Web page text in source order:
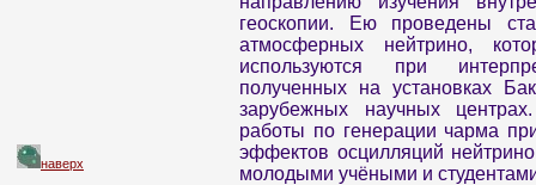
геоскопии. Ею проведены
атмосферных нейтрино,
используются при
полученных на установках
зарубежных научных
работы по генерации чарма
эффектов осцилляций
молодыми учёными и
наверх